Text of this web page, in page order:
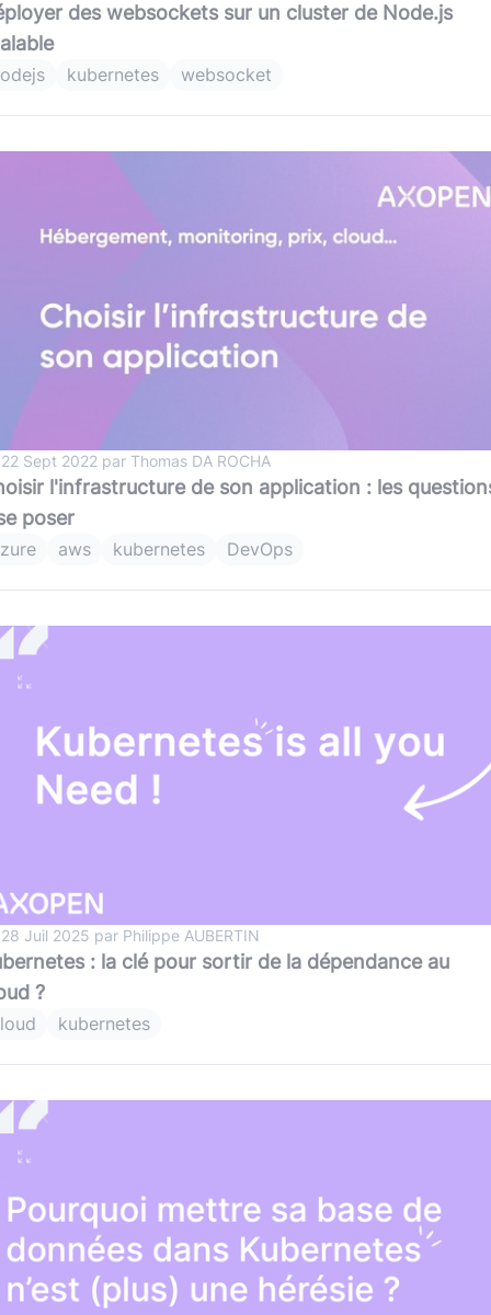
des websockets sur un cluster de Node.js
kubernetes websocket
Sept 2022 par Thomas DA ROCHA
l'infrastructure de son application : les
poser
aws kubernetes DevOps
Juil 2025 par Philippe AUBERTIN
: la clé pour sortir de la dépendance au
?
kubernetes